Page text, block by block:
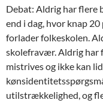
Debat: Aldrig har flere
end i dag, hvor knap
forlader folkeskolen.
skolefravær. Aldrig har
mistrives og ikke kan
utilstrækkelighed, og